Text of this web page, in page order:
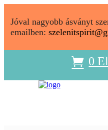
Jóval nagyobb ásványt
emailben:
0